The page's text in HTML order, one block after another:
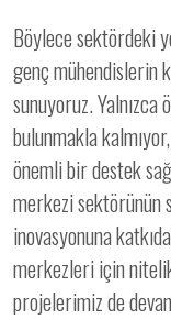
Böylece sektördeki
genç mühendislerin
sunuyoruz.
bulunmakla
önemli bir destek
merkezi sektörünün
inovasyonuna
merkezleri için
projelerimiz de